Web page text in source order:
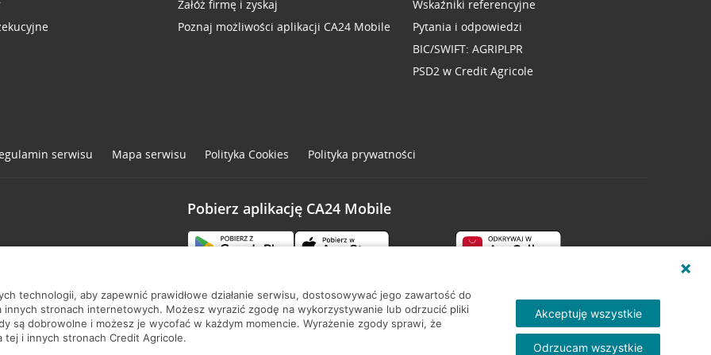
Załóż firmę i zyskaj
Poznaj możliwości aplikacji CA24 Mobile
Wskaźniki referencyjne
Pytania i odpowiedzi
BIC/SWIFT: AGRIPLPR
PSD2 w Credit Agricole
serwisu Mapa serwisu Polityka Cookies Polityka prywatności
Pobierz aplikację CA24 Mobile
technologii, aby zapewnić prawidłowe działanie serwisu, dostosowywać jego zawartość do
stronach internetowych. Możesz wyrazić zgodę na wykorzystywanie lub odrzucić pliki
są dobrowolne i możesz je wycofać w każdym momencie. Wyrażenie zgody sprawi, że
i innych stronach Credit Agricole.
Akceptuję wszystkie
Odrzucam wszystkie